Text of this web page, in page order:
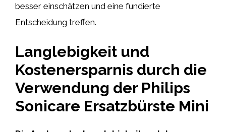
besser einschätzen und eine fundierte
Entscheidung treffen.
Langlebigkeit und
Kostenersparnis durch die
Verwendung der Philips
Sonicare Ersatzbürste Mini